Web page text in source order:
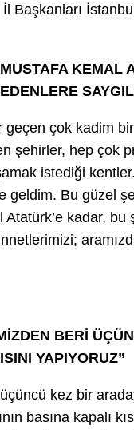
Başkanları
KEMAL
geçen çok kadim
şehirler, hep çok
istediği
geldim. Bu güzel
kadar,
BERİ
YAPIYORUZ”
kez bir
basına kapalı